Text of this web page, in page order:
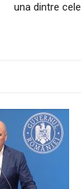
una dintre